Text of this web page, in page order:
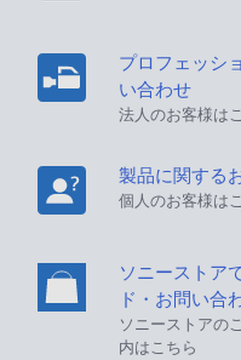
プロフェッシ
い合わせ
法人のお客様は
製品に関する
個人のお客様は
ソニーストア
ド・お問い合
ソニーストアの
内はこちら